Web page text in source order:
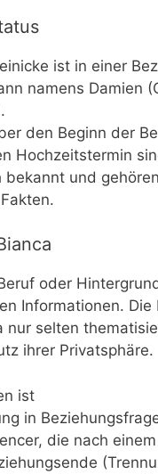
ist in einer
namens Damien
den Beginn der
Hochzeitstermin
bekannt und
oder
Informationen. Die
nur selten
ihrer Privatsphäre.
ist
in
die nach einem